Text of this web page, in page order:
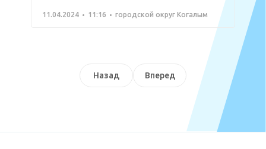
11.04.2024 11:16 городской округ Когалым
Назад Вперед